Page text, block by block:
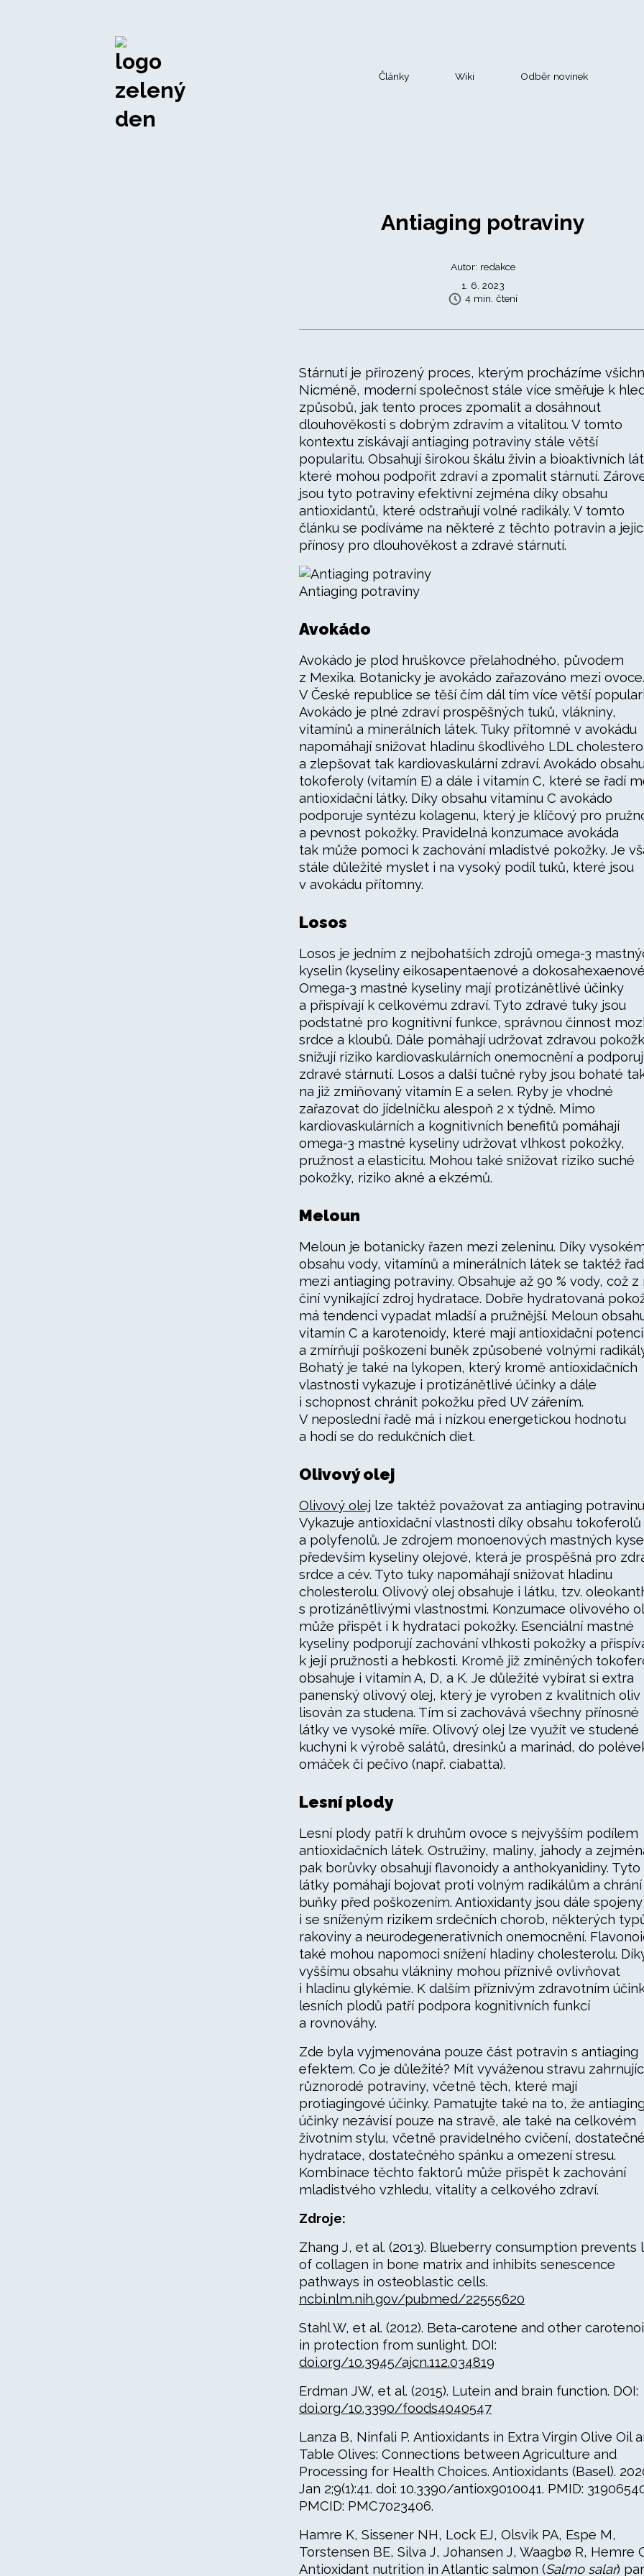
Články Wiki Odběr novinek
Antiaging potraviny
Autor: redakce
1. 6. 2023
4 min. čtení
Stárnutí je přirozený proces, kterým procházíme
Nicméně, moderní společnost stále více směřuje k
způsobů, jak tento proces zpomalit a dosáhnout
dlouhověkosti s dobrým zdravím a vitalitou. V tomto
kontextu získávají antiaging potraviny stále větší
popularitu. Obsahují širokou škálu živin a bioaktivních
které mohou podpořit zdraví a zpomalit stárnutí.
jsou tyto potraviny efektivní zejména díky obsahu
antioxidantů, které odstraňují volné radikály. V tomto
článku se podíváme na některé z těchto potravin a
přínosy pro dlouhověkost a zdravé stárnutí.
Antiaging potraviny
Avokádo
Avokádo je plod hruškovce přelahodného, původem
z Mexika. Botanicky je avokádo zařazováno mezi ovoce.
V České republice se těší čím dál tím více větší
Avokádo je plné zdraví prospěšných tuků, vlákniny,
vitamínů a minerálních látek. Tuky přítomné v avokádu
napomáhají snižovat hladinu škodlivého LDL
a zlepšovat tak kardiovaskulární zdraví. Avokádo
tokoferoly (vitamín E) a dále i vitamín C, které se řadí
antioxidační látky. Díky obsahu vitamínu C avokádo
podporuje syntézu kolagenu, který je klíčový pro
a pevnost pokožky. Pravidelná konzumace avokáda
tak může pomoci k zachování mladistvé pokožky. Je
stále důležité myslet i na vysoký podíl tuků, které jsou
v avokádu přítomny.
Losos
Losos je jedním z nejbohatších zdrojů omega-3
kyselin (kyseliny eikosapentaenové a
Omega-3 mastné kyseliny mají protizánětlivé účinky
a přispívají k celkovému zdraví. Tyto zdravé tuky jsou
podstatné pro kognitivní funkce, správnou činnost
srdce a kloubů. Dále pomáhají udržovat zdravou
snižují riziko kardiovaskulárních onemocnění a
zdravé stárnutí. Losos a další tučné ryby jsou bohaté
na již zmiňovaný vitamín E a selen. Ryby je vhodné
zařazovat do jídelníčku alespoň 2 x týdně. Mimo
kardiovaskulárních a kognitivních benefitů pomáhají
omega-3 mastné kyseliny udržovat vlhkost pokožky,
pružnost a elasticitu. Mohou také snižovat riziko suché
pokožky, riziko akné a ekzémů.
Meloun
Meloun je botanicky řazen mezi zeleninu. Díky
obsahu vody, vitamínů a minerálních látek se taktéž
mezi antiaging potraviny. Obsahuje až 90 % vody, což z
činí vynikající zdroj hydratace. Dobře hydratovaná
má tendenci vypadat mladší a pružnější. Meloun
vitamín C a karotenoidy, které mají antioxidační
a zmírňují poškození buněk způsobené volnými
Bohatý je také na lykopen, který kromě antioxidačních
vlastnosti vykazuje i protizánětlivé účinky a dále
i schopnost chránit pokožku před UV zářením.
V neposlední řadě má i nízkou energetickou hodnotu
a hodí se do redukčních diet.
Olivový olej
Olivový olej lze taktéž považovat za antiaging
Vykazuje antioxidační vlastnosti díky obsahu tokoferolů
a polyfenolů. Je zdrojem monoenových mastných
především kyseliny olejové, která je prospěšná pro
srdce a cév. Tyto tuky napomáhají snižovat hladinu
cholesterolu. Olivový olej obsahuje i látku, tzv.
s protizánětlivými vlastnostmi. Konzumace olivového
může přispět i k hydrataci pokožky. Esenciální mastné
kyseliny podporují zachování vlhkosti pokožky a
k její pružnosti a hebkosti. Kromě již zmíněných
obsahuje i vitamín A, D, a K. Je důležité vybírat si extra
panenský olivový olej, který je vyroben z kvalitních oliv
lisován za studena. Tím si zachovává všechny přínosné
látky ve vysoké míře. Olivový olej lze využít ve studené
kuchyni k výrobě salátů, dresinků a marinád, do
omáček či pečivo (např. ciabatta).
Lesní plody
Lesní plody patří k druhům ovoce s nejvyšším podílem
antioxidačních látek. Ostružiny, maliny, jahody a
pak borůvky obsahují flavonoidy a anthokyanidiny. Tyto
látky pomáhají bojovat proti volným radikálům a chrání
buňky před poškozením. Antioxidanty jsou dále spojeny
i se sníženým rizikem srdečních chorob, některých
rakoviny a neurodegenerativních onemocnění.
také mohou napomoci snížení hladiny cholesterolu.
vyššímu obsahu vlákniny mohou příznivě ovlivňovat
i hladinu glykémie. K dalším příznivým zdravotním
lesních plodů patří podpora kognitivních funkcí
a rovnováhy.
Zde byla vyjmenována pouze část potravin s antiaging
efektem. Co je důležité? Mít vyváženou stravu
různorodé potraviny, včetně těch, které mají
protiagingové účinky. Pamatujte také na to, že antiaging
účinky nezávisí pouze na stravě, ale také na celkovém
životním stylu, včetně pravidelného cvičení, dostatečné
hydratace, dostatečného spánku a omezení stresu.
Kombinace těchto faktorů může přispět k zachování
mladistvého vzhledu, vitality a celkového zdraví.
Zdroje:
Zhang J, et al. (2013). Blueberry consumption prevents
of collagen in bone matrix and inhibits senescence
pathways in osteoblastic cells.
ncbi.nlm.nih.gov/pubmed/22555620
Stahl W, et al. (2012). Beta-carotene and other
in protection from sunlight. DOI:
doi.org/10.3945/ajcn.112.034819
Erdman JW, et al. (2015). Lutein and brain function. DOI:
doi.org/10.3390/foods4040547
Lanza B, Ninfali P. Antioxidants in Extra Virgin Olive Oil
Table Olives: Connections between Agriculture and
Processing for Health Choices. Antioxidants (Basel).
Jan 2;9(1):41. doi: 10.3390/antiox9010041. PMID:
PMCID: PMC7023406.
Hamre K, Sissener NH, Lock EJ, Olsvik PA, Espe M,
Torstensen BE, Silva J, Johansen J, Waagbø R, Hemre
Antioxidant nutrition in Atlantic salmon (Salmo salar)